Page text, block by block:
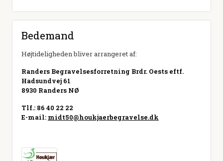
Bedemand
Højtideligheden bliver arrangeret af:
Randers Begravelsesforretning Brdr. Oests eftf.
Hadsundvej 61
8930 Randers NØ
Tlf.: 86 40 22 22
E-mail: midt50@houkjaerbegravelse.dk